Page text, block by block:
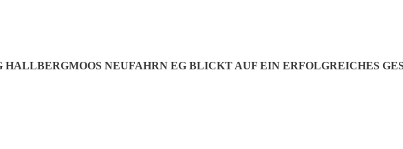
NEUFAHRN EG BLICKT AUF EIN ERFOLGREICHES